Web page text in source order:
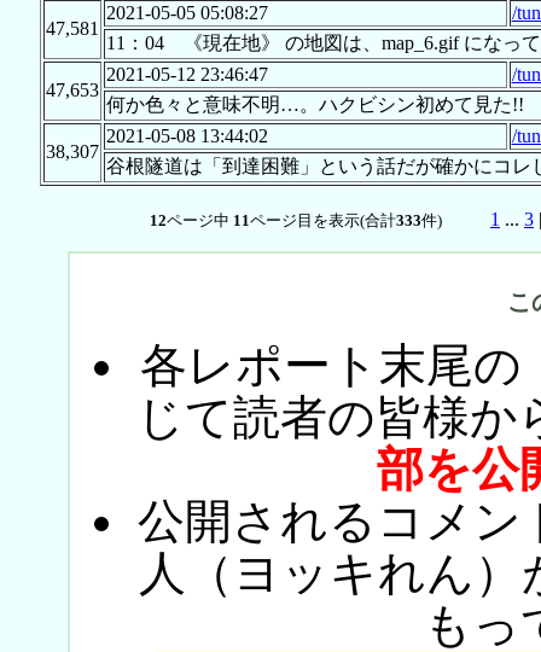
47,581
2021-05-05 05:08:27
/
11：04 《現在地》 の地図は、map_6.gif になっ
47,653
2021-05-12 23:46:47
/
何か色々と意味不明…。ハクビシン初めて見た!!
38,307
2021-05-08 13:44:02
/
谷根隧道は「到達困難」という話だが確かにコ
12ページ中 11ページ目を表示(合計333件) 1 ... 3
こ
各レポート末尾の
じて読者の皆様か
部を公
公開されるコメン
人（ヨッキれん
もっ